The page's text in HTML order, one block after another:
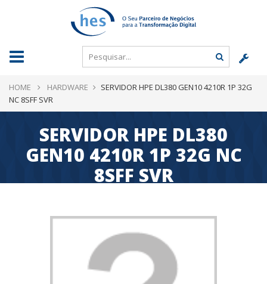
HOME HARDWARE
SERVIDOR HPE DL380 GEN10 4210R 1P 32G
NC 8SFF SVR
SERVIDOR HPE DL380
GEN10 4210R 1P 32G NC
8SFF SVR